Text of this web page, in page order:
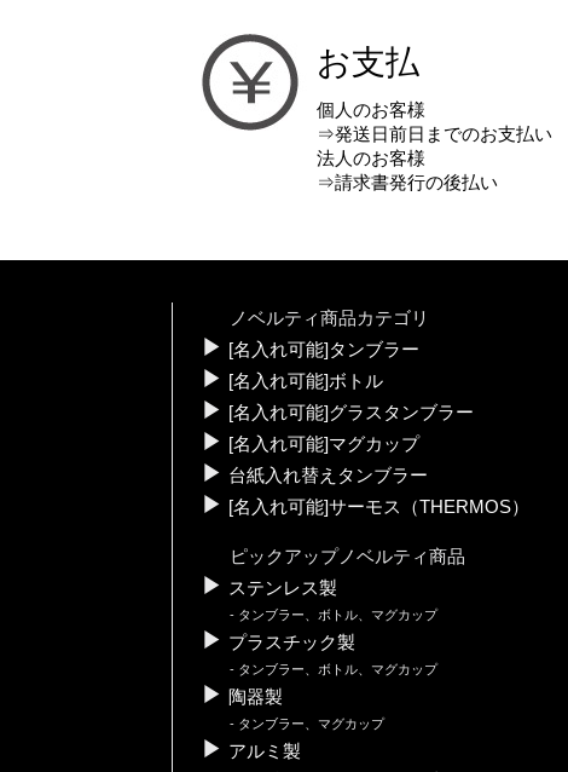
お支払
個人のお客様
⇒発送日前日までのお支払い
法人のお客様
⇒請求書発行の後払い
ノベルティ商品カテゴリ
[名入れ可能]タンブラー
[名入れ可能]ボトル
[名入れ可能]グラスタンブラー
[名入れ可能]マグカップ
台紙入れ替えタンブラー
[名入れ可能]サーモス（THERMOS）
ピックアップノベルティ商品
ステンレス製
タンブラー、ボトル、マグカップ
プラスチック製
タンブラー、ボトル、マグカップ
陶器製
タンブラー、マグカップ
アルミ製